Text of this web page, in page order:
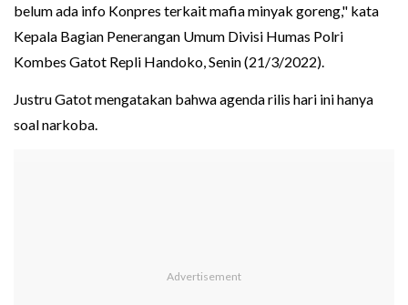
belum ada info Konpres terkait mafia minyak goreng," kata
Kepala Bagian Penerangan Umum Divisi Humas Polri
Kombes Gatot Repli Handoko, Senin (21/3/2022).
Justru Gatot mengatakan bahwa agenda rilis hari ini hanya
soal narkoba.